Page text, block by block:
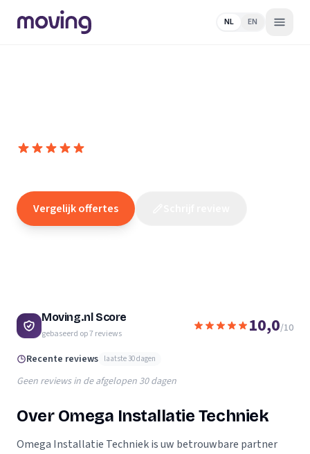
NL EN
Vergelijk offertes
Moving.nl Score
gebaseerd op7reviews 10,0/10
Recente reviews laatste 30 dagen
Geen reviews in de afgelopen 30 dagen
Over Omega Installatie Techniek
Omega Installatie Techniek is uw betrouwbare partner